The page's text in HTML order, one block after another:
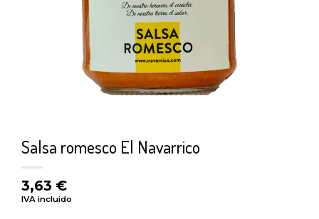
Salsa romesco El Navarrico
3,63 €
IVA incluido